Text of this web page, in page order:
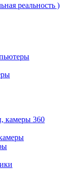
реальность )
камеры 360